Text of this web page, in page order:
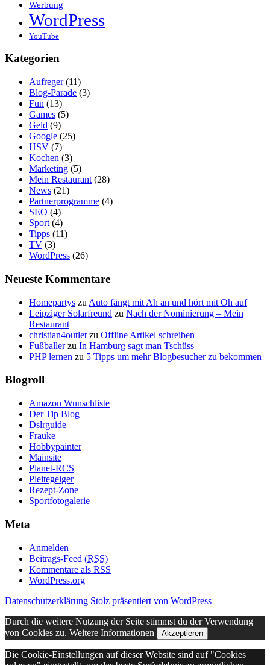
Werbung
WordPress
YouTube
Kategorien
Aufreger(11)
Blog-Parade (3)
Fun (13)
Games (5)
Geld (9)
Google (25)
HSV (7)
Kochen (3)
Marketing (5)
Mein Restaurant (28)
News (21)
Partnerprogramme (4)
SEO (4)
Sport (4)
Tipps (11)
TV (3)
WordPress (26)
Neueste Kommentare
Homepartys zu Auto fängt mit Ah an und hört mit Oh auf
Leipziger Solarfreund zu Nach der Nominierung – Mein
Restaurant
christian4outlet zu Offline Artikel schreiben
Fußballerzu In Hamburg sagt man Tschüss
PHP lernen zu 5 Tipps um mehr Blogbesucher zu bekommen
Blogroll
Amazon Wunschliste
Der Tip Blog
Dslrguide
Frauke
Hobbypainter
Mainsite
Planet-RCS
Pleitegeiger
Rezept-Zone
Sportfotogalerie
Meta
Anmelden
Beitrags-Feed (RSS)
Kommentare als RSS
WordPress.org
Datenschutzerklärung Stolz präsentiert von WordPress
Durch die weitere Nutzung der Seite stimmst du der Verwendung
von Cookies zu. Weitere Informationen Akzeptieren
Die Cookie-Einstellungen auf dieser Website sind auf "Cookies